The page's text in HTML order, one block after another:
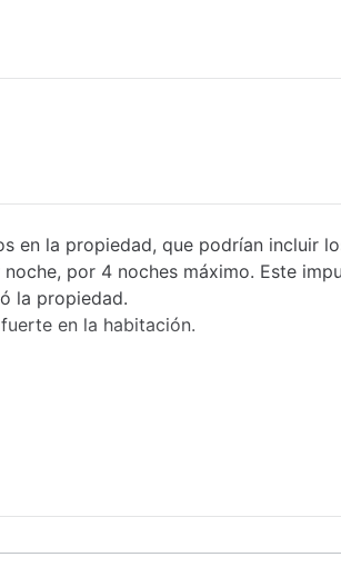
en la propiedad, que podrían incluir
por 4 noches máximo. Este
la propiedad.
en la habitación.